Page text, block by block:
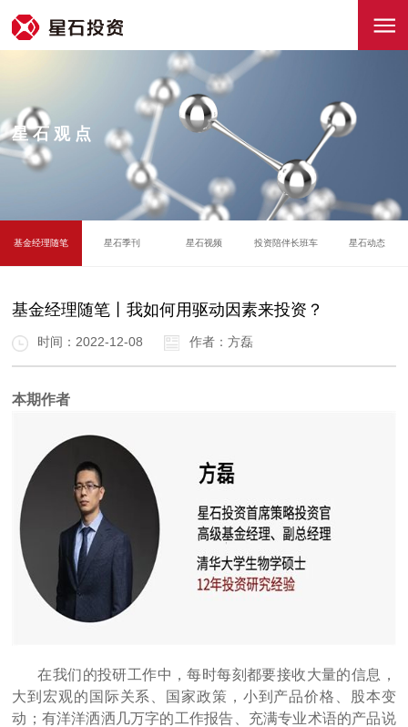
星石观点
基金经理随笔 星石季刊 星石视频 投资陪伴长班车 星石动态
基金经理随笔丨我如何用驱动因素来投资？
时间：2022-12-08 作者：方磊
本期作者
在我们的投研工作中，每时每刻都要接收大量的信息，
大到宏观的国际关系、国家政策，小到产品价格、股本变
动；有洋洋洒洒几万字的工作报告、充满专业术语的产品说